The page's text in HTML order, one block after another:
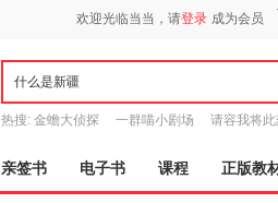
欢迎光临当当，请登录 成为会员
热搜: 金蟾大侦探 一群喵小剧场 请容我将
亲签书 电子书 课程 正版教